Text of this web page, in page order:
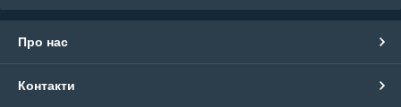
Про нас
Контакти